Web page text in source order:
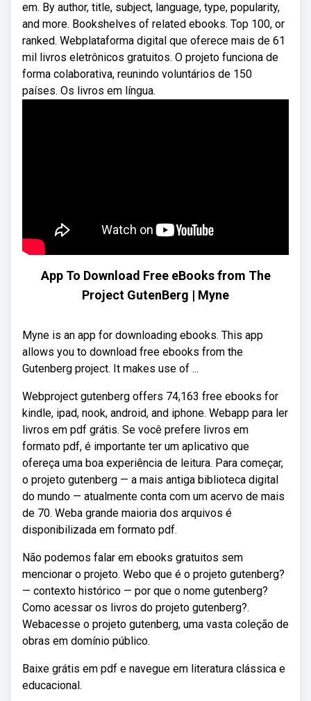
em. By author, title, subject, language, type, popularity,
and more. Bookshelves of related ebooks. Top 100, or
ranked. Webplataforma digital que oferece mais de 61
mil livros eletrônicos gratuitos. O projeto funciona de
forma colaborativa, reunindo voluntários de 150
países. Os livros em língua.
App To Download Free eBooks from The
Project GutenBerg | Myne
Myne is an app for downloading ebooks. This app
allows you to download free ebooks from the
Gutenberg project. It makes use of ...
Webproject gutenberg offers 74,163 free ebooks for
kindle, ipad, nook, android, and iphone. Webapp para ler
livros em pdf grátis. Se você prefere livros em
formato pdf, é importante ter um aplicativo que
ofereça uma boa experiência de leitura. Para começar,
o projeto gutenberg — a mais antiga biblioteca digital
do mundo — atualmente conta com um acervo de mais
de 70. Weba grande maioria dos arquivos é
disponibilizada em formato pdf.
Não podemos falar em ebooks gratuitos sem
mencionar o projeto. Webo que é o projeto gutenberg?
— contexto histórico — por que o nome gutenberg?
Como acessar os livros do projeto gutenberg?.
Webacesse o projeto gutenberg, uma vasta coleção de
obras em domínio público.
Baixe grátis em pdf e navegue em literatura clássica e
educacional.